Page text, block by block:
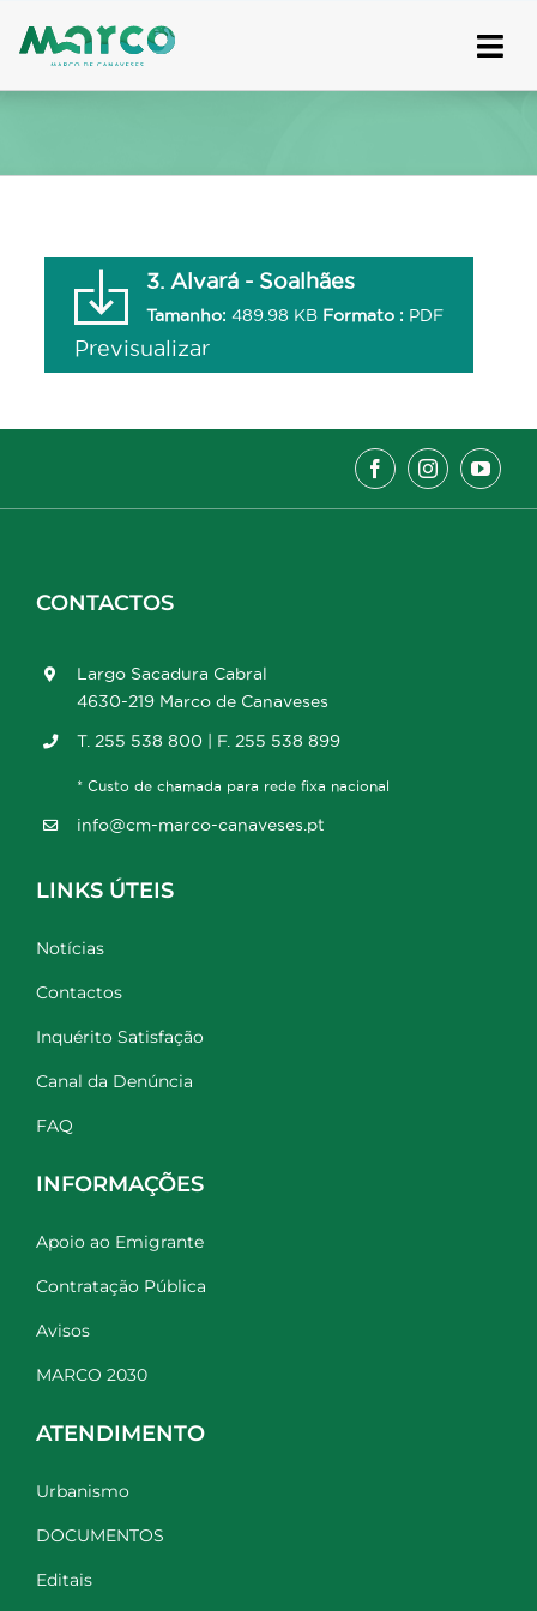
to
3. Alvará - Soalhães
Tamanho: 489.98 KB Formato : PDF
Previsualizar
CONTACTOS
Largo Sacadura Cabral
4630-219 Marco de Canaveses
T. 255 538 800 | F. 255 538 899
* Custo de chamada para rede fixa nacional
info@cm-marco-canaveses.pt
LINKS ÚTEIS
Notícias
Contactos
Inquérito Satisfação
Canal da Denúncia
FAQ
INFORMAÇÕES
Apoio ao Emigrante
Contratação Pública
Avisos
MARCO 2030
ATENDIMENTO
Urbanismo
DOCUMENTOS
Editais